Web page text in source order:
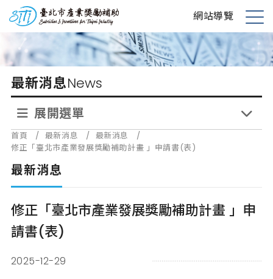
到
要
內
台北市產業獎勵補助 網站導覽
展
開
選
單
最新消息News
展開選單
首頁 / 最新消息 / 最新消息
/
修正「臺北市產業發展獎勵補助計畫 」申請書(表)
最新消息
修正「臺北市產業發展獎勵補助計畫 」申
請書(表)
2025-12-29